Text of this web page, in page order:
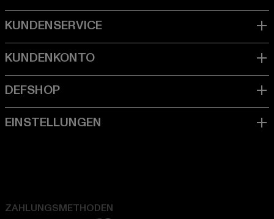
ZAHLUNGSMETHODEN